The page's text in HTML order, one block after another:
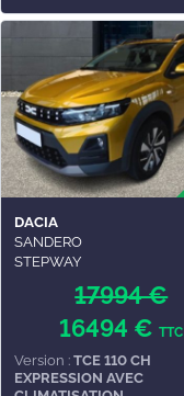
DACIA
SANDERO
STEPWAY
17994 €
16494 €TTC
Version : TCE 110 CH
EXPRESSION AVEC